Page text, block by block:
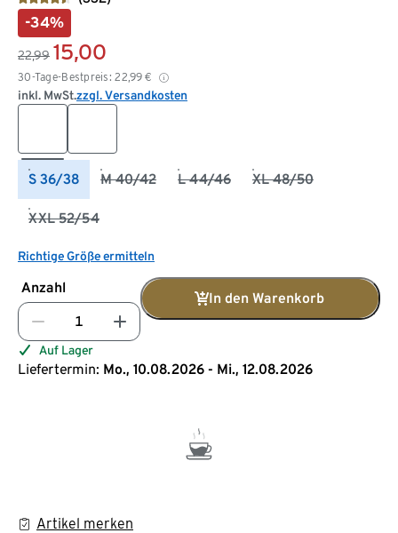
-34%
22,99 15,00
30-Tage-Bestpreis: 22,99 €
inkl. MwSt.zzgl. Versandkosten
S 36/38 M 40/42 L 44/46 XL 48/50
XXL 52/54
Richtige Größe ermitteln
Anzahl
In den Warenkorb
Auf Lager
Liefertermin: Mo., 10.08.2026 - Mi., 12.08.2026
Artikel merken